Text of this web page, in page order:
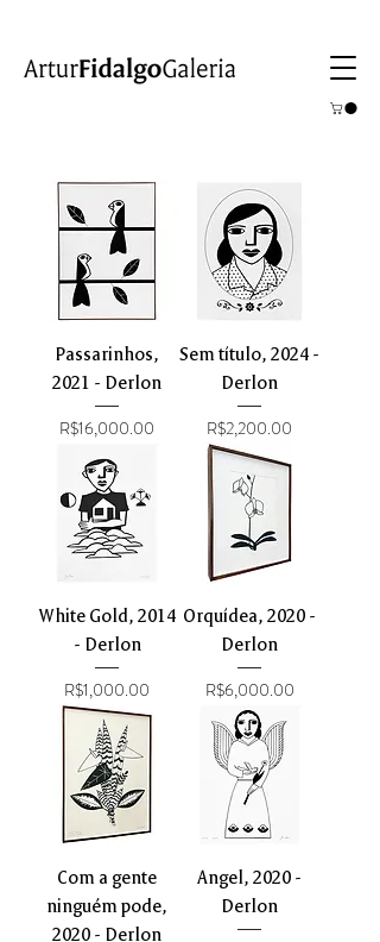
Passarinhos,
2021 - Derlon
Price
R$16,000.00
Sem título, 2024 -
Derlon
Price
R$2,200.00
White Gold, 2014
- Derlon
Price
R$1,000.00
Orquídea, 2020 -
Derlon
Price
R$6,000.00
Com a gente
ninguém pode,
2020 - Derlon
Angel, 2020 -
Derlon